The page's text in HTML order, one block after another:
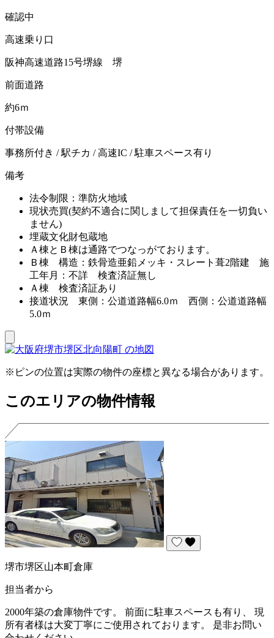
確認中
高速乗り口
阪神高速道路15号堺線 堺
前面道路
約6ｍ
付帯設備
事務所付き / 駅チカ / 高速IC / 駐車スペース有り
備考
法令制限：準防火地域
現状売買(契約不適合に関しまして担保責任を一切負い
ません)
埋蔵文化財包蔵地
Ａ棟とＢ棟は通路でつなっがております。
Ｂ棟 構造：鉄骨造亜鉛メッキ・スレート葺2階建 施
工年月：不詳 検査済証無し
Ａ棟 検査済証あり
接道状況 東側：公道道路幅6.0ｍ 西側：公道道路幅
5.0ｍ
※ピンの位置は実際の物件の座標と異なる場合があります。
このエリアの物件情報
堺市堺区山本町倉庫
担当者から
2000年築の倉庫物件です。 前面に駐車スペースも有り、 現
所有者様は大変丁寧にご使用されております。 是非お問い